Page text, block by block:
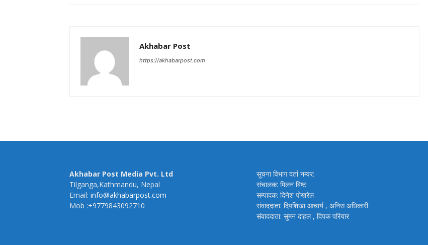
Akhabar Post
https://akhabarpost.com
Akhabar Post Media Pvt. Ltd
Tilganga,Kathmandu, Nepal
Email: info@akhabarpost.com
Mob :+9779843092710
सूचना विभाग दर्ता नम्वर:
संचालक: मिलन बिष्ट
सम्पादक: दिनेश पोखरेल
संवाददाता: दिपशिखा आचार्य , अनिस अधिकारी
संवाददाता: सुमन दाहल , दिपक परियार